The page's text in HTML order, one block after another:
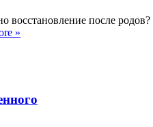
восстановление после
»